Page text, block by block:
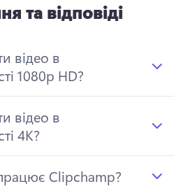
та відповіді
відео в
1080p HD?
відео в
4K?
Clipchamp?